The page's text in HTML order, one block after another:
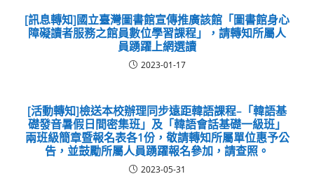
[訊息轉知]國立臺灣圖書館宣傳推廣該館「圖書館身心
障礙讀者服務之館員數位學習課程」，請轉知所屬人
員踴躍上網選讀
2023-01-17
[活動轉知]檢送本校辦理同步遠距韓語課程–「韓語基
礎發音暑假日間密集班」及「韓語會話基礎一級班」
兩班級簡章暨報名表各1份，敬請轉知所屬單位惠予公
告，並鼓勵所屬人員踴躍報名參加，請查照。
2023-05-31